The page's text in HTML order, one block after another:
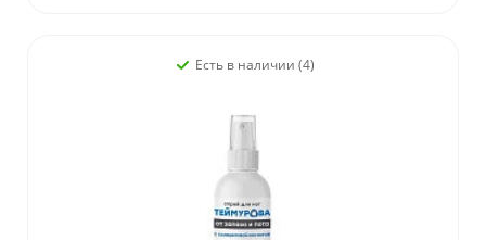
Есть в наличии (4)